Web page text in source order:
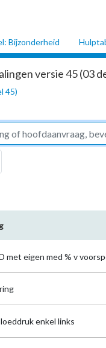
Bijzonderheid
versie 45 (03
45)
met eigen med % v
enkel links